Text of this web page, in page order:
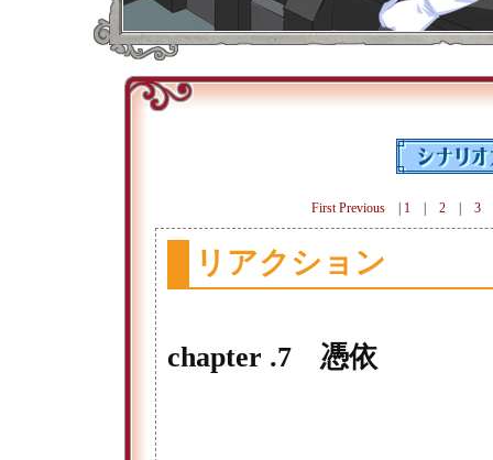
First Previous| 1| 2| 3
リアクション
chapter .7 憑依